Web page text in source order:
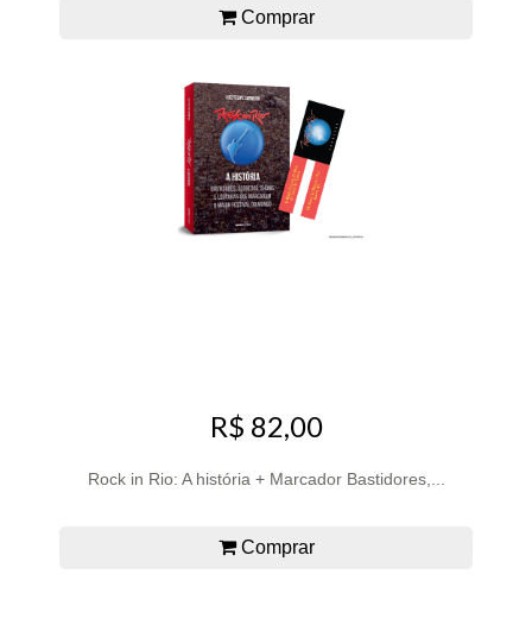
Comprar
R$ 82,00
Rock in Rio: A história + Marcador Bastidores,...
Comprar